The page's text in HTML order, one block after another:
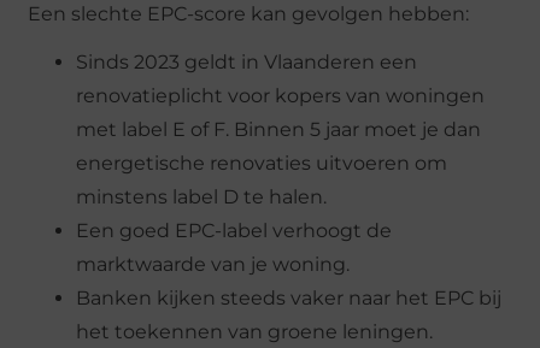
Een slechte EPC-score kan gevolgen hebben:
Sinds 2023 geldt in Vlaanderen een
renovatieplicht voor kopers van woningen
met label E of F. Binnen 5 jaar moet je dan
energetische renovaties uitvoeren om
minstens label D te halen.
Een goed EPC-label verhoogt de
marktwaarde van je woning.
Banken kijken steeds vaker naar het EPC bij
het toekennen van groene leningen.